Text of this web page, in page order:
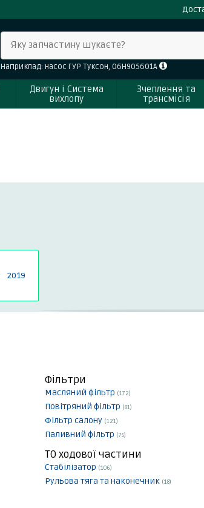
Яку запчастину шукаєте?
Наприклад: насос ГУР Туксон, 06H905601A
Двигун і Система
вихлопу
Зчеплення та
трансмісія
2019
Фільтри
Масляний фільтр (172)
Повітряний фільтр (81)
Фільтр салону (121)
Паливний фільтр (75)
ТО ходової частини
Стабілізатор (106)
Рульова тяга та наконечник (18)